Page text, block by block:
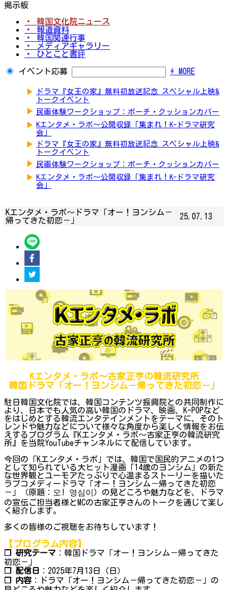
掲示板
・ 韓国文化院ニュース
・ 報道資料
・ 韓国関連行事
・ メディアギャラリー
・ ひとこと書評
イベント応募 + MORE
▶
ドラマ『女王の家』無料初放送記念 スペシャル上映&
トークイベント
▶ 民画体験ワークショップ：ポーチ・クッションカバー
▶ Kエンタメ・ラボ～公開収録「集まれ！K-ドラマ研究
会」
▶
ドラマ『女王の家』無料初放送記念 スペシャル上映&
トークイベント
▶ 民画体験ワークショップ：ポーチ・クッションカバー
▶ Kエンタメ・ラボ～公開収録「集まれ！K-ドラマ研究
会」
Kエンタメ・ラボ～ドラマ「オー！ヨンシム－
帰ってきた初恋－」
25.07.13
Kエンタメ・ラボ～古家正亨の韓流研究所
韓国ドラマ「オー！ヨンシム－帰ってきた初恋－」
駐日韓国文化院では、韓国コンテンツ振興院との共同制作に
より、日本でも人気の高い韓国のドラマ、映画、K-POPなど
をはじめとする韓流エンタテインメントをテーマに、そのト
レンドや魅力などについて様々な角度から楽しく情報をお伝
えするプログラム『Kエンタメ・ラボ～古家正亨の韓流研究
所』を当院YouTubeチャンネルにて配信しています。
今回の「Kエンタメ・ラボ」では、韓国で国民的アニメの1つ
として知られている大ヒット漫画「14歳のヨンシム」の新た
な世界観とユーモアたっぷりで心温まるストーリーを描いた
ラブコメディードラマ「オー！ヨンシム－帰ってきた初恋
－」（原題：오! 영심이）の見どころや魅力などを、ドラマ
の宣伝ご担当者様とMCの古家正亨さんのトークを通じて楽し
く紹介します。
多くの皆様のご視聴をお待ちしています！
【プログラム内容】
❐ 研究テーマ ：韓国ドラマ「オー！ヨンシム－帰ってきた
初恋－」
❐ 配信日
：2025年7月13日（日）
❐ 内容 ：ドラマ「オー！ヨンシム－帰ってきた初恋－」の